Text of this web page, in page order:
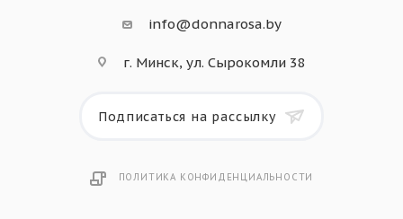
info@donnarosa.by
г. Минск, ул. Сырокомли 38
Подписаться на рассылку
ПОЛИТИКА КОНФИДЕНЦИАЛЬНОСТИ